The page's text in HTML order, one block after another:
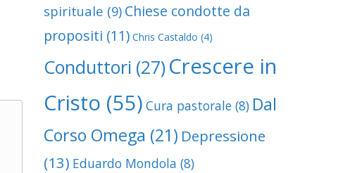
spirituale (9) Chiese condotte da
propositi (11) Chris Castaldo (4)
Conduttori (27) Crescere in
Cristo (55) Cura pastorale (8) Dal
Corso Omega (21) Depressione
(13) Eduardo Mondola (8)